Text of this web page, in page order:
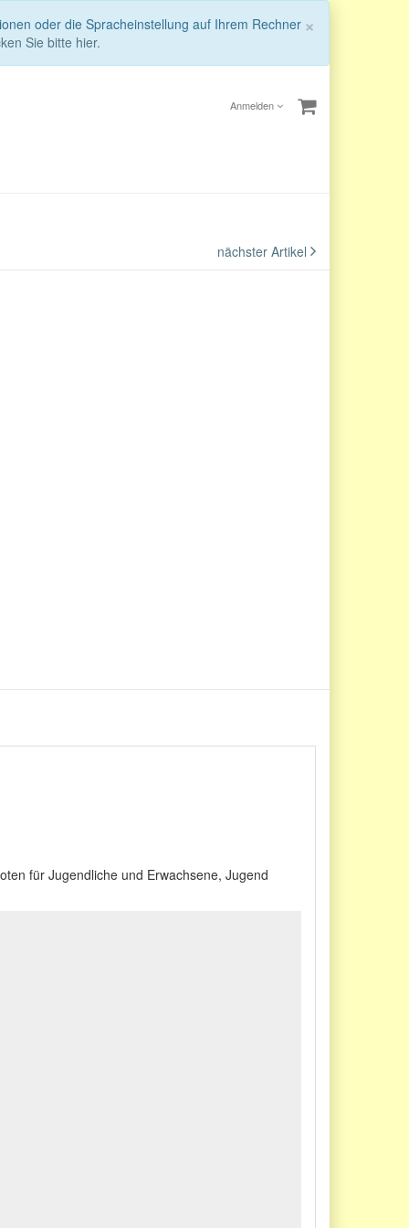
×
oder die Spracheinstellung auf Ihrem Rechner
Sie bitte hier.
Anmelden
nächster Artikel
für Jugendliche und Erwachsene, Jugend